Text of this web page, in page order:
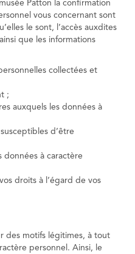
Patton la confirmation
vous concernant sont
le sont, l’accès auxdites
que les informations
collectées et
;
auxquels les données à
d’être
à caractère
droits à l’égard de vos
des motifs légitimes, à tout
personnel. Ainsi, le